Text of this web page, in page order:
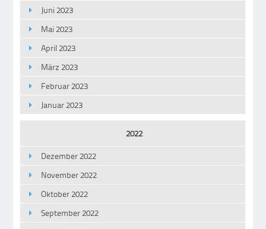
Juni 2023
Mai 2023
April 2023
März 2023
Februar 2023
Januar 2023
2022
Dezember 2022
November 2022
Oktober 2022
September 2022